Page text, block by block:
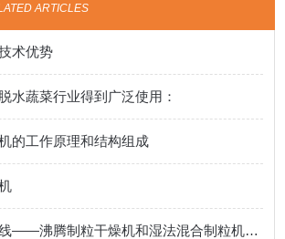
ARTICLES
术优势
水蔬菜行业得到广泛使用：
的工作原理和结构组成
固体制剂生产线——沸腾制粒干燥机和湿法混合制粒机的联动机组